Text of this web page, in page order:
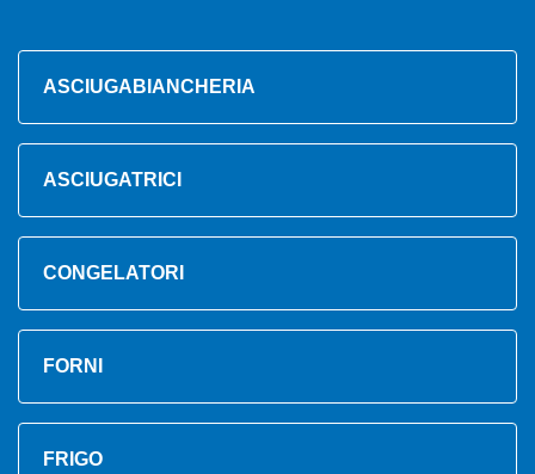
ASCIUGABIANCHERIA
ASCIUGATRICI
CONGELATORI
FORNI
FRIGO